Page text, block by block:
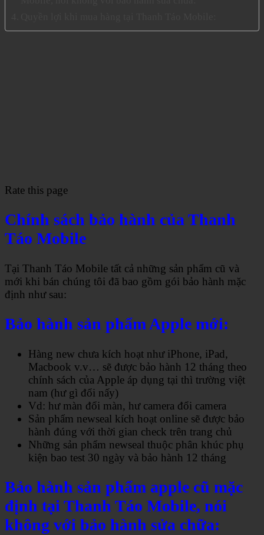
Rate this page
Chính sách bảo hành của Thanh
Táo Mobile
Tại Thanh Táo Mobile tất cả những sản phẩm cũ và
mới khi bán chúng tôi đã bao gồm gói bảo hành mặc
định như sau:
Bảo hành sản phẩm Apple mới:
Hàng new chưa kích hoạt như iPhone, iPad,
Macbook v.v… sẽ được bảo hành 12 tháng theo
chính sách của Apple áp dụng tại thì trường việt
nam (hư gì đổi nấy)
Vd: hư màn đổi màn, hư camera đổi camera
Sản phẩm newseal kích hoạt online sẽ được bảo
hành đúng với thời gian check trên trang chủ
Những sản phẩm newseal thuộc phân khúc phụ
kiện bao test 30 ngày và bảo hành 12 tháng
Bảo hành sản phẩm apple cũ mặc
định tại Thanh Táo Mobile, nói
không với bảo hành sửa chữa: